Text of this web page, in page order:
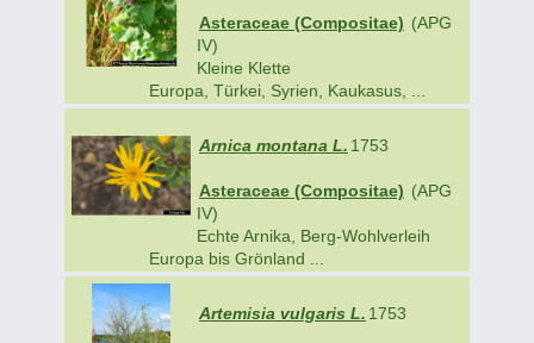
Asteraceae (Compositae) (APG
IV)
Kleine Klette
Europa, Türkei, Syrien, Kaukasus, ...
Arnica montana L. 1753
Asteraceae (Compositae) (APG
IV)
Echte Arnika, Berg-Wohlverleih
Europa bis Grönland ...
Artemisia vulgaris L. 1753